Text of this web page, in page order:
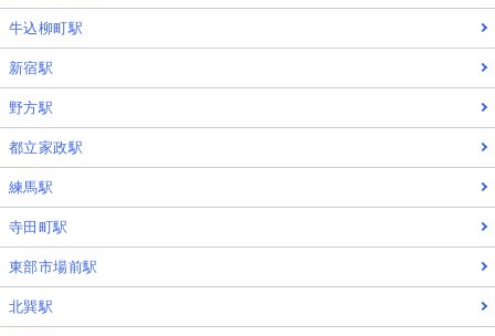
牛込柳町駅
新宿駅
野方駅
都立家政駅
練馬駅
寺田町駅
東部市場前駅
北巽駅